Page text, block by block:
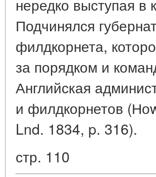
Подчинялся
филдкорнета,
за порядком и
Английская
и филдкорнетов
Lnd. 1834, p. 316).
стр. 110